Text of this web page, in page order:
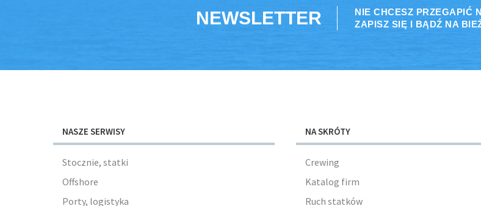
NEWSLETTER
NIE CHCESZ PRZEGAPIĆ
ZAPISZ SIĘ I BĄDŹ NA
NASZE SERWISY
Stocznie, statki
Offshore
Porty, logistyka
NA SKRÓTY
Crewing
Katalog firm
Ruch statków